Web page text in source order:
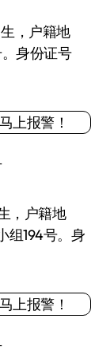
，户籍地
身份证号
，户籍地
组194号。身